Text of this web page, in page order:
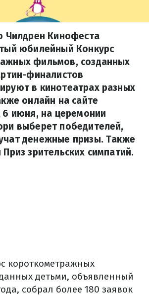
Чилдрен Кинофеста
юбилейный Конкурс
фильмов, созданных
финалистов
в кинотеатрах разных
онлайн на сайте
6 июня, на церемонии
выберет победителей,
денежные призы. Также
зрительских симпатий.
короткометражных
детьми, объявленный
собрал более 180 заявок